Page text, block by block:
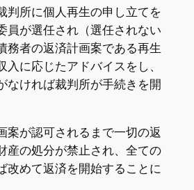
判所に個人再生の申し立てを
員が選任され（選任されない
務者の返済計画案である再生
入に応じたアドバイスをし、
なければ裁判所が手続きを開
案が認可されるまで一切の返
産の処分が禁止され、全ての
改めて返済を開始することに